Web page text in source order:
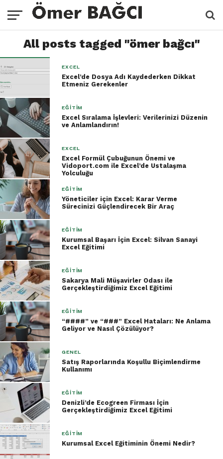
All posts tagged "ömer bağcı"
EXCEL
Excel’de Dosya Adı Kaydederken Dikkat
Etmeniz Gerekenler
EĞITIM
Excel Sıralama İşlevleri: Verilerinizi Düzenin
ve Anlamlandırın!
EXCEL
Excel Formül Çubuğunun Önemi ve
Vidoport.com ile Excel’de Ustalaşma
Yolculuğu
EĞITIM
Yöneticiler için Excel: Karar Verme
Sürecinizi Güçlendirecek Bir Araç
EĞITIM
Kurumsal Başarı İçin Excel: Silvan Sanayi
Excel Eğitimi
EĞITIM
Sakarya Mali Müşavirler Odası ile
Gerçekleştirdiğimiz Excel Eğitimi
EĞITIM
“####” ve “###” Excel Hataları: Ne Anlama
Geliyor ve Nasıl Çözülüyor?
GENEL
Satış Raporlarında Koşullu Biçimlendirme
Kullanımı
EĞITIM
Denizli’de Ecogreen Firması İçin
Gerçekleştirdiğimiz Excel Eğitimi
EĞITIM
Kurumsal Excel Eğitiminin Önemi Nedir?